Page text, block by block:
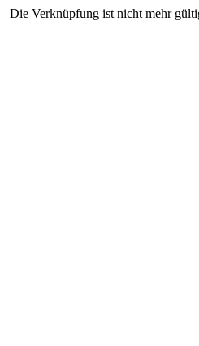
Die Verknüpfung ist nicht mehr